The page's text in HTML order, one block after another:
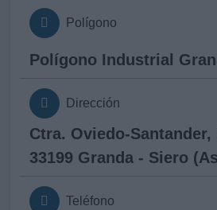
Polígono
Polígono Industrial
Dirección
Ctra. Oviedo-Santander,
33199 Granda - Siero
Teléfono